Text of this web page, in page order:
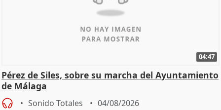
04:47
Pérez de Siles, sobre su marcha del Ayuntamiento
de Málaga
Sonido Totales 04/08/2026